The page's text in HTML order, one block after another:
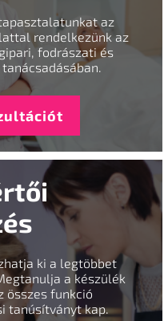
az
rendelkezünk az
fodrászati és
ki a legtöbbet
a készülék
összes funkció
tanúsítványt kap.